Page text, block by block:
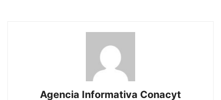
Agencia Informativa Conacyt